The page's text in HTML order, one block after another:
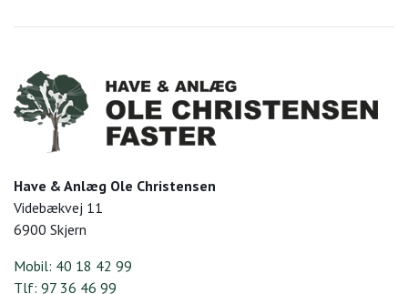
Have & Anlæg Ole Christensen
Videbækvej 11
6900 Skjern
Mobil: 40 18 42 99
Tlf: 97 36 46 99